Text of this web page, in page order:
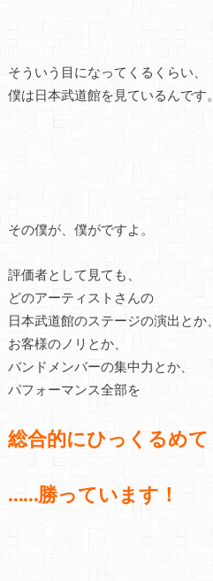
そういう目になってくるくらい、
僕は日本武道館を見ているんです。
その僕が、僕がですよ。
評価者として見ても、
どのアーティストさんの
日本武道館のステージの演出とか、
お客様のノリとか、
バンドメンバーの集中力とか、
パフォーマンス全部を
総合的にひっくるめて
……勝っています！